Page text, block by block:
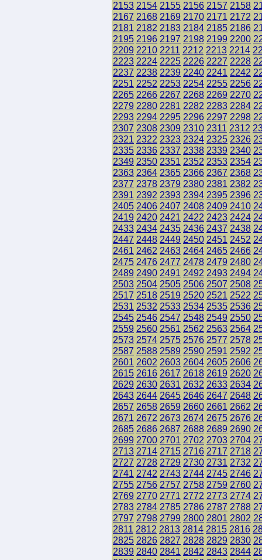
2153 2154 2155 2156 2157 2158
2167 2168 2169 2170 2171 2172
2181 2182 2183 2184 2185 2186
2195 2196 2197 2198 2199 2200
2209 2210 2211 2212 2213 2214
2223 2224 2225 2226 2227 2228
2237 2238 2239 2240 2241 2242
2251 2252 2253 2254 2255 2256
2265 2266 2267 2268 2269 2270
2279 2280 2281 2282 2283 2284
2293 2294 2295 2296 2297 2298
2307 2308 2309 2310 2311 2312
2321 2322 2323 2324 2325 2326
2335 2336 2337 2338 2339 2340
2349 2350 2351 2352 2353 2354
2363 2364 2365 2366 2367 2368
2377 2378 2379 2380 2381 2382
2391 2392 2393 2394 2395 2396
2405 2406 2407 2408 2409 2410
2419 2420 2421 2422 2423 2424
2433 2434 2435 2436 2437 2438
2447 2448 2449 2450 2451 2452
2461 2462 2463 2464 2465 2466
2475 2476 2477 2478 2479 2480
2489 2490 2491 2492 2493 2494
2503 2504 2505 2506 2507 2508
2517 2518 2519 2520 2521 2522
2531 2532 2533 2534 2535 2536
2545 2546 2547 2548 2549 2550
2559 2560 2561 2562 2563 2564
2573 2574 2575 2576 2577 2578
2587 2588 2589 2590 2591 2592
2601 2602 2603 2604 2605 2606
2615 2616 2617 2618 2619 2620
2629 2630 2631 2632 2633 2634
2643 2644 2645 2646 2647 2648
2657 2658 2659 2660 2661 2662
2671 2672 2673 2674 2675 2676
2685 2686 2687 2688 2689 2690
2699 2700 2701 2702 2703 2704
2713 2714 2715 2716 2717 2718
2727 2728 2729 2730 2731 2732
2741 2742 2743 2744 2745 2746
2755 2756 2757 2758 2759 2760
2769 2770 2771 2772 2773 2774
2783 2784 2785 2786 2787 2788
2797 2798 2799 2800 2801 2802
2811 2812 2813 2814 2815 2816
2825 2826 2827 2828 2829 2830
2839 2840 2841 2842 2843 2844